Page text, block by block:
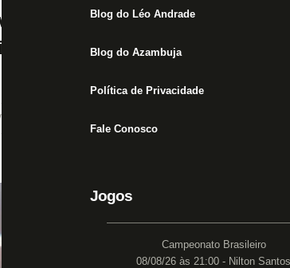
Blog do Léo Andrade
Blog do Azambuja
Política de Privacidade
Fale Conosco
Jogos
Campeonato Brasileiro
08/08/26 às 21:00 - Nilton Santos
decisão de rebaixamento na
às 20:02